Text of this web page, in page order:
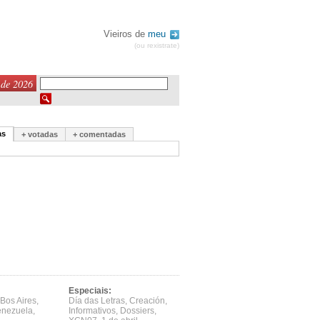
Vieiros de meu
(ou rexistrate)
2026
+ votadas + comentadas
Bos Aires,
,
Especiais:
Día das Letras, Creación,
Informativos, Dossiers,